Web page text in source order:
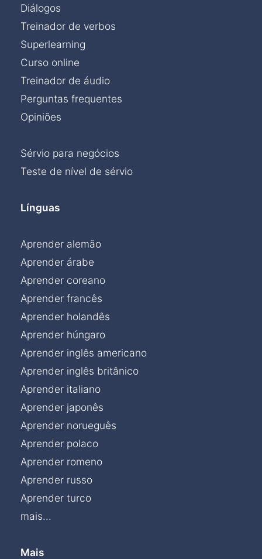
Diálogos
Treinador de verbos
Superlearning
Curso online
Treinador de áudio
Perguntas frequentes
Opiniões
Sérvio para negócios
Teste de nível de sérvio
Línguas
Aprender alemão
Aprender árabe
Aprender coreano
Aprender francês
Aprender holandês
Aprender húngaro
Aprender inglês americano
Aprender inglês britânico
Aprender italiano
Aprender japonês
Aprender norueguês
Aprender polaco
Aprender romeno
Aprender russo
Aprender turco
mais...
Mais